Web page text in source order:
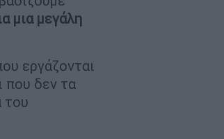
μια μεγάλη
εργάζονται
που δεν τα
του